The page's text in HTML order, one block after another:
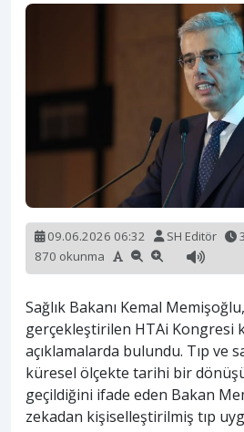
09.06.2026 06:32 SH Editör
870 okunma
Sağlık Bakanı Kemal
gerçekleştirilen HTAi Kongresi
açıklamalarda bulundu. Tıp ve
küresel ölçekte tarihi bir
geçildiğini ifade eden Bakan
zekadan kişiselleştirilmiş tıp